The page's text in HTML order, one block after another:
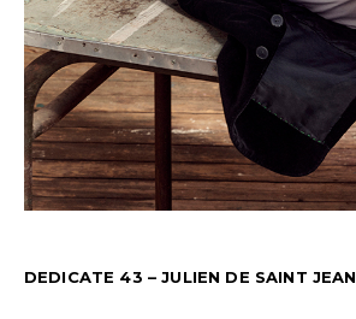
DEDICATE 43 – JULIEN DE SAINT JEAN